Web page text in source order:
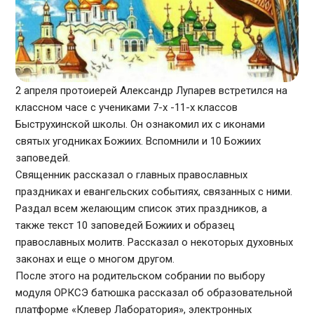
2 апреля протоиерей Александр Лупарев встретился на
классном часе с учениками 7-х -11-х классов
Быструхинской школы. Он ознакомил их с иконами
святых угодниках Божиих. Вспомнили и 10 Божиих
заповедей.
Священник рассказал о главных православных
праздниках и евангельских событиях, связанных с ними.
Раздал всем желающим список этих праздников, а
также текст 10 заповедей Божиих и образец
православных молитв. Рассказал о некоторых духовных
законах и еще о многом другом.
После этого на родительском собрании по выбору
модуля ОРКСЭ батюшка рассказал об образовательной
платформе «Клевер Лаборатория», электронных